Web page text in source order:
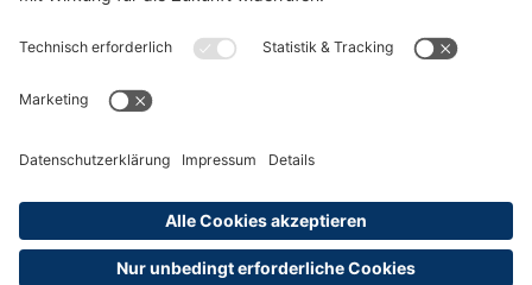
Datenschutzerklärung
Widerrufsrecht
Versandinformationen
Erklärung zur Barrierefreiheit
Abonnements hier kündigen
Cookie-Einstellungen